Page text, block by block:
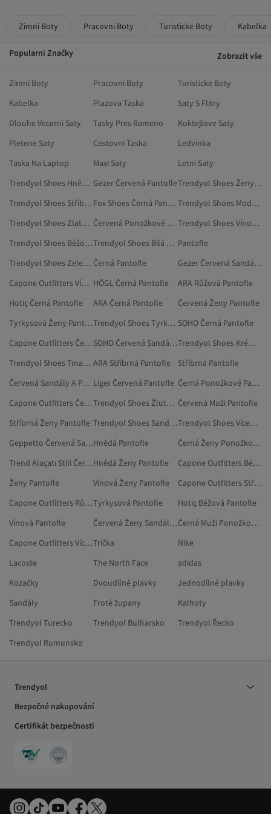
Zimni Boty Pracovni Boty Turisticke Boty Kabelka
Popularni Značky Zobrazit vše
Zimni Boty Pracovni Boty
Turisticke Boty
Kabelka
Plazova Taska
Saty S Flitry
Dlouhe Vecerni Saty
Tasky Pres Rameno
Koktejlove Saty
Pletene Saty
Cestovni Taska
Ledvinka
Taska Na Laptop
Maxi Saty
Letni Saty
Trendyol Shoes Hnědá Pantofle Gezer Červená Pantofle
Trendyol Shoes Ženy Pantofle
Trendyol Shoes Stříbrná Sandály A Pantofle
Fox Shoes Černá Pantofle
Trendyol Shoes Modrá Pantofle
Trendyol Shoes Zlatá Barva Pantofle
Červená Ponožkové Pantofle
Trendyol Shoes Vínová Sandály A Pantofle
Trendyol Shoes Béžová Sandály A Pantofle
Trendyol Shoes Bílá Pantofle Pantofle
Trendyol Shoes Zelená Sandály A Pantofle Černá Pantofle
Gezer Červená Sandály A Pantofle
Capone Outfitters Vínová Pantofle HÖGL Černá Pantofle
ARA Růžová Pantofle
Hotiç Černá Pantofle
ARA Černá Pantofle
Červená Ženy Pantofle
Tyrkysová Ženy Pantofle
Trendyol Shoes Tyrkysová Sandály A Pantofle SOHO Černá Pantofle
Capone Outfitters Červená Pantofle
SOHO Červená Sandály A Pantofle
Trendyol Shoes Krémová Sandály A Pantofle
Trendyol Shoes Tmavě Modrá Pantofle ARA Stříbrná Pantofle
Stříbrná Pantofle
Červená Sandály A Pantofle Liger Červená Pantofle
Černá Ponožkové Pantofle
Capone Outfitters Černá Pantofle
Trendyol Shoes Žlutá Sandály A Pantofle Červená Muži Pantofle
Stříbrná Ženy Pantofle
Trendyol Shoes Sandály A Pantofle
Trendyol Shoes Vícebarevné Sandály A Pantofle
Geppetto Červená Sandály A PantofleHnědá Pantofle
Černá Ženy Ponožkové Pantofle
Trend Alaçatı Stili Černá PantofleHnědá Ženy Pantofle
Capone Outfitters Béžová Pantofle
Ženy Pantofle
Vínová Ženy Pantofle
Capone Outfitters Stříbrná Pantofle
Capone Outfitters Růžová PantofleTyrkysová Pantofle
Hotiç Béžová Pantofle
Vínová Pantofle
Červená Ženy Sandály A Pantofle
Černá Muži Ponožkové Pantofle
Capone Outfitters Vícebarevné PantofleTrička
Nike
Lacoste
The North Face
adidas
Kozačky
Dvoudílné plavky
Jednodílné plavky
Sandály
Froté župany
Kalhoty
Trendyol Turecko
Trendyol Bulharsko
Trendyol Řecko
Trendyol Rumunsko
Trendyol
Bezpečné nakupování
Certifikát bezpečnosti